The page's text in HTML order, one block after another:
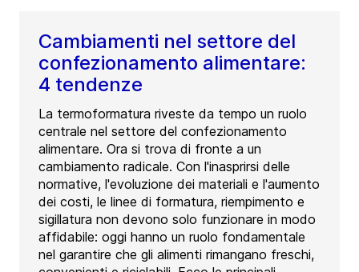
Cambiamenti nel settore del
confezionamento alimentare:
4 tendenze
La termoformatura riveste da tempo un ruolo
centrale nel settore del confezionamento
alimentare. Ora si trova di fronte a un
cambiamento radicale. Con l'inasprirsi delle
normative, l'evoluzione dei materiali e l'aumento
dei costi, le linee di formatura, riempimento e
sigillatura non devono solo funzionare in modo
affidabile: oggi hanno un ruolo fondamentale
nel garantire che gli alimenti rimangano freschi,